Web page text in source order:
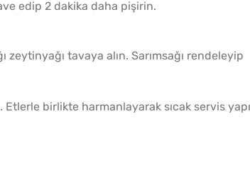
edip 2 dakika daha pişirin.
zeytinyağı tavaya alın. Sarımsağı rendeleyip
birlikte harmanlayarak sıcak servis